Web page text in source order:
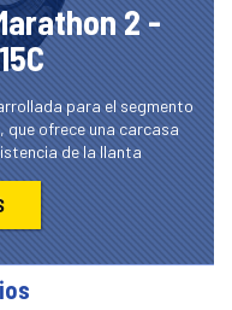
2 -
para el segmento
ofrece una carcasa
de la llanta